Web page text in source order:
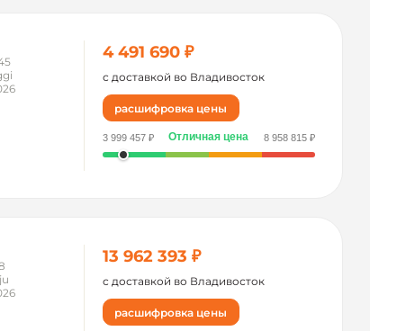
4 491 690 ₽
с доставкой во Владивосток
расшифровка цены
3 999 457 ₽ Отличная цена 8 958 815 ₽
13 962 393 ₽
с доставкой во Владивосток
расшифровка цены